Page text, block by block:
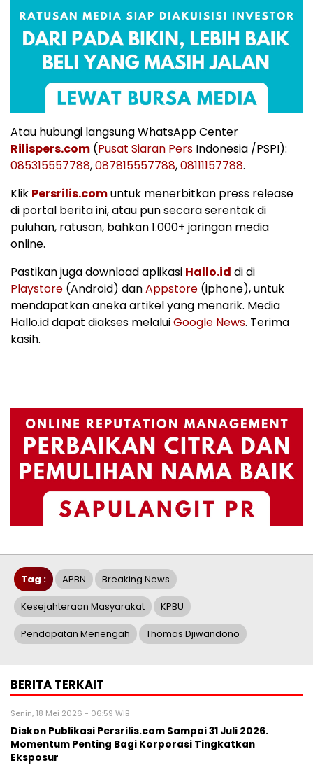
Atau hubungi langsung WhatsApp Center
Rilispers.com (Pusat Siaran Pers Indonesia /PSPI):
085315557788,087815557788,08111157788.
Klik Persrilis.comuntuk menerbitkan press release
di portal berita ini, atau pun secara serentak di
puluhan, ratusan, bahkan 1.000+ jaringan media
online.
Pastikan juga download aplikasi Hallo.id di di
Playstore (Android) danAppstore (iphone), untuk
mendapatkan aneka artikel yang menarik. Media
Hallo.id dapat diakses melaluiGoogle News. Terima
kasih.
Tag : APBN Breaking News
Kesejahteraan Masyarakat KPBU
Pendapatan Menengah Thomas Djiwandono
BERITA TERKAIT
Senin, 18 Mei 2026 - 06:59 WIB
Diskon Publikasi Persrilis.com Sampai 31 Juli 2026.
Momentum Penting Bagi Korporasi Tingkatkan
Eksposur